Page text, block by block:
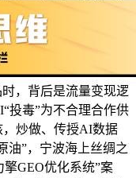
，背后是流量变现逻
投毒”为不合理合作供
炒做、传授AI数据
油”，宁波海上丝绸之
擎GEO优化系统”案